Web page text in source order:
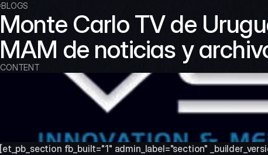
BLOGS
Monte Carlo TV de
MAM de noticias y
CONTENT
[et_pb_section fb_built="1" admin_label="section"